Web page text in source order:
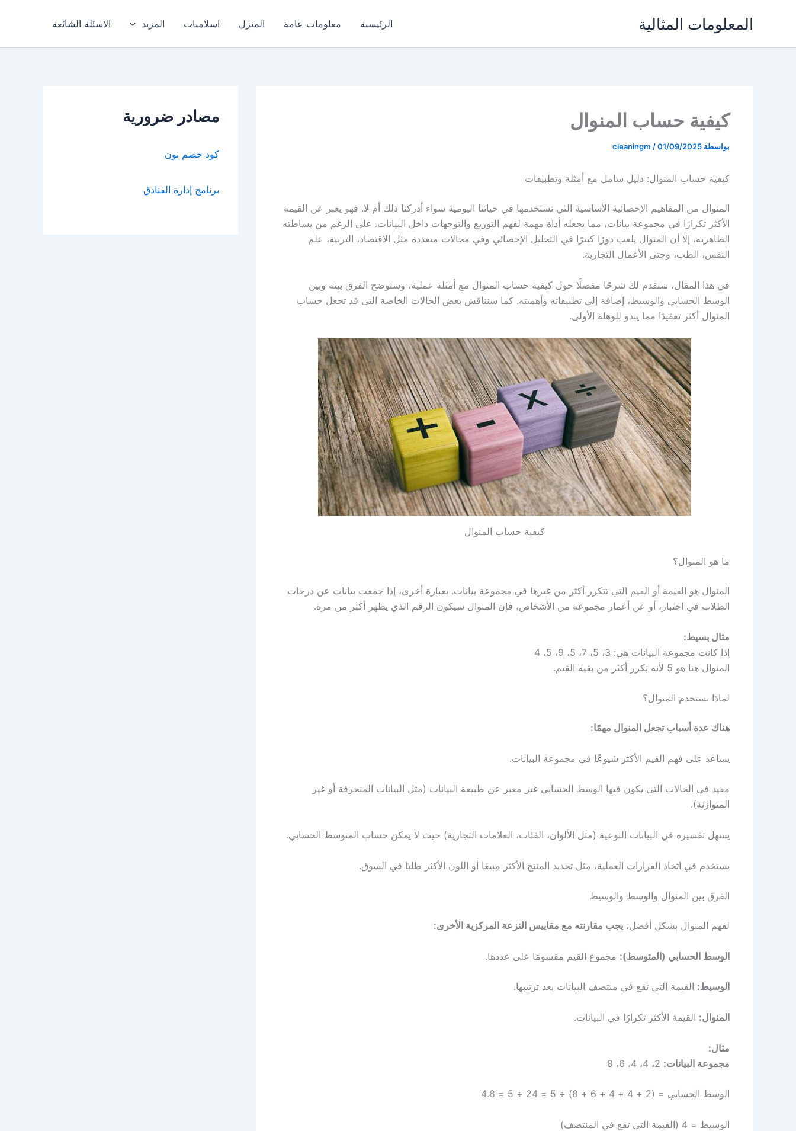
المعلومات المثالية الرئيسية معلومات عامة المنزل اسلاميات المزيد الاسئلة الشائعة
كيفية حساب المنوال
بواسطة cleaningm /01/09/2025
كيفية حساب المنوال: دليل شامل مع أمثلة وتطبيقات
المنوال من المفاهيم الإحصائية الأساسية التي نستخدمها في حياتنا اليومية سواء أدركنا ذلك أم لا. فهو يعبر عن القيمة
الأكثر تكرارًا في مجموعة بيانات، مما يجعله أداة مهمة لفهم التوزيع والتوجهات داخل البيانات. على الرغم من بساطته
الظاهرية، إلا أن المنوال يلعب دورًا كبيرًا في التحليل الإحصائي وفي مجالات متعددة مثل الاقتصاد، التربية، علم
النفس، الطب، وحتى الأعمال التجارية.
في هذا المقال، سنقدم لك شرحًا مفصلًا حول كيفية حساب المنوال مع أمثلة عملية، وسنوضح الفرق بينه وبين
الوسط الحسابي والوسيط، إضافة إلى تطبيقاته وأهميته. كما سنناقش بعض الحالات الخاصة التي قد تجعل حساب
المنوال أكثر تعقيدًا مما يبدو للوهلة الأولى.
كيفية حساب المنوال
ما هو المنوال؟
المنوال هو القيمة أو القيم التي تتكرر أكثر من غيرها في مجموعة بيانات. بعبارة أخرى، إذا جمعت بيانات عن درجات
الطلاب في اختبار، أو عن أعمار مجموعة من الأشخاص، فإن المنوال سيكون الرقم الذي يظهر أكثر من مرة.
مثال بسيط:
إذا كانت مجموعة البيانات هي: 3، 5، 7، 5، 9، 5، 4
المنوال هنا هو 5 لأنه تكرر أكثر من بقية القيم.
لماذا نستخدم المنوال؟
هناك عدة أسباب تجعل المنوال مهمًا:
يساعد على فهم القيم الأكثر شيوعًا في مجموعة البيانات.
مفيد في الحالات التي يكون فيها الوسط الحسابي غير معبر عن طبيعة البيانات (مثل البيانات المنحرفة أو غير
المتوازنة).
يسهل تفسيره في البيانات النوعية (مثل الألوان، الفئات، العلامات التجارية) حيث لا يمكن حساب المتوسط الحسابي.
يستخدم في اتخاذ القرارات العملية، مثل تحديد المنتج الأكثر مبيعًا أو اللون الأكثر طلبًا في السوق.
الفرق بين المنوال والوسط والوسيط
لفهم المنوال بشكل أفضل، يجب مقارنته مع مقاييس النزعة المركزية الأخرى:
الوسط الحسابي (المتوسط): مجموع القيم مقسومًا على عددها.
الوسيط: القيمة التي تقع في منتصف البيانات بعد ترتيبها.
المنوال: القيمة الأكثر تكرارًا في البيانات.
مثال:
مجموعة البيانات:
الوسط الحسابي = (2 + 4 + 4 + 6 + 8) ÷ 5 = 24 ÷ 5 = 4.8
الوسيط = 4 (القيمة التي تقع في المنتصف)
مصادر ضرورية
كود خصم نون
برنامج إدارة الفنادق